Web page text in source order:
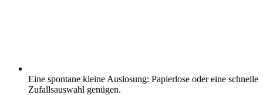
Eine spontane kleine Auslosung: Papierlose oder eine schnelle
Zufallsauswahl genügen.